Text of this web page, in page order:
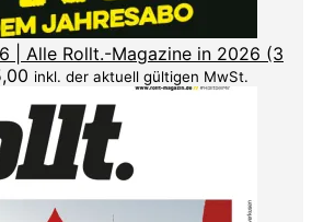
| Alle Rollt.-Magazine in 2026 (3
inkl. der aktuell gültigen MwSt.